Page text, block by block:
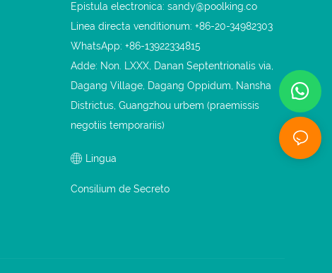
Epistula electronica:sandy@poolking.co
Linea directa venditionum: +86-20-34982303
WhatsApp: +86-13922334815
Adde: Non. LXXX, Danan Septentrionalis via,
Dagang Village, Dagang Oppidum, Nansha
Districtus, Guangzhou urbem (praemissis
negotiis temporariis)
Lingua
Consilium de Secreto